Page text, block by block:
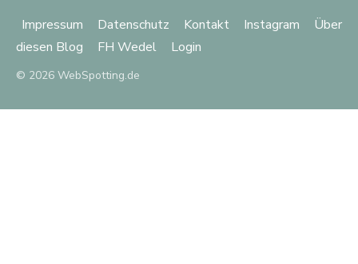
Impressum Datenschutz Kontakt Instagram
Über
diesen Blog
FH Wedel Login
© 2026 WebSpotting.de